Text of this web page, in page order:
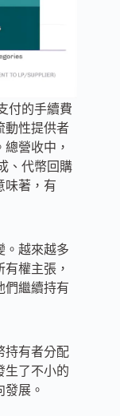
付的手續費
動性提供者
營收中，
、代幣回購
味著，有
。越來越多
權主張，
們繼續持有
持有者分配
生了不小的
展。